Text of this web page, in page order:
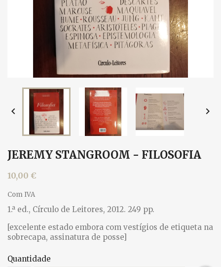
 
JEREMY STANGROOM - FILOSOFIA
10,00 €
Com IVA
1.ª ed., Círculo de Leitores, 2012. 249 pp.
[excelente estado embora com vestígios de etiqueta na
sobrecapa, assinatura de posse]
Quantidade